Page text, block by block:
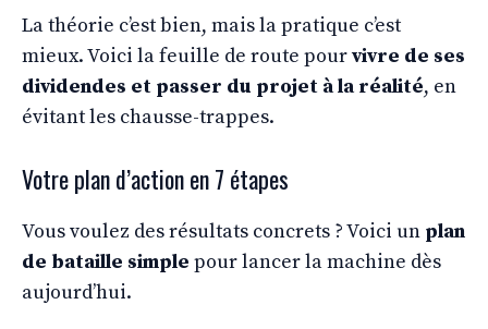
La théorie c’est bien, mais la pratique c’est
mieux. Voici la feuille de route pourvivre de ses
dividendes et passer du projet à la réalité, en
évitant les chausse-trappes.
Votre plan d’action en 7 étapes
Vous voulez des résultats concrets ? Voici un plan
de bataille simple pour lancer la machine dès
aujourd’hui.